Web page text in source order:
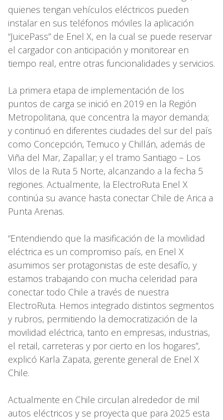
quienes tengan vehículos eléctricos pueden
instalar en sus teléfonos móviles la aplicación
“JuicePass” de Enel X, en la cual se puede reservar
el cargador con anticipación y monitorear en
tiempo real, entre otras funcionalidades y servicios.
La primera etapa de implementación de los
puntos de carga se inició en 2019 en la Región
Metropolitana, que concentra la mayor demanda;
y continuó en diferentes ciudades del sur del país
como Concepción, Temuco y Chillán, además de
Viña del Mar, Zapallar; y el tramo Santiago – Los
Vilos de la Ruta 5 Norte, alcanzando a la fecha 5
regiones. Actualmente, la ElectroRuta Enel X
continúa su avance hasta conectar Chile de Arica a
Punta Arenas.
“Entendiendo que la masificación de la movilidad
eléctrica es un compromiso país, en Enel X
asumimos ser protagonistas de este desafío, y
estamos trabajando con mucha celeridad para
conectar todo Chile a través de nuestra
ElectroRuta. Hemos integrado distintos segmentos
y rubros, permitiendo la democratización de la
movilidad eléctrica, tanto en empresas, industrias,
el retail, carreteras y por cierto en los hogares”,
explicó Karla Zapata, gerente general de Enel X
Chile.
Actualmente en Chile circulan alrededor de mil
autos eléctricos y se proyecta que para 2025 esta